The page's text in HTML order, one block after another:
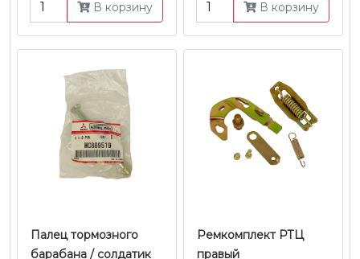
В корзину В корзину
Палец тормозного
барабана / солдатик
Ремкомплект РТЦ
правый